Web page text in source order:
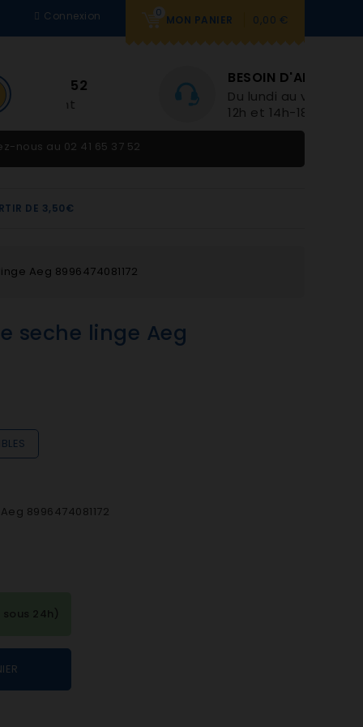
0
MON PANIER 0,00 €
Connexion
BESOIN D'AIDE
Du lundi au vendredi 9h-
nous au 02 41 65 37 52
DE 3,50€
Aeg 8996474081172
seche linge Aeg
8996474081172
24h)